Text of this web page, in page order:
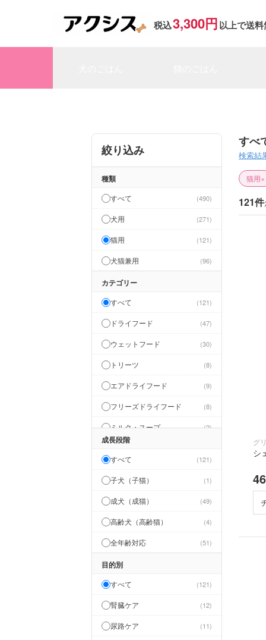
税込3,300円以上で送料
絞り込み
種類
すべて 490
犬用 271
猫用 121
犬猫兼用 96
カテゴリー
すべて 121
ドライフード 47
ウェットフード 30
トリーツ 8
エアドライフード 9
フリーズドライフード 8
ミルク・スープ 2
お散歩・お出かけ 2
成長段階
すべて 121
子犬（子猫） 1
成犬（成猫） 49
高齢犬（高齢猫） 4
全年齢対応 51
目的別
すべて 121
腎臓ケア 12
尿路ケア 11
すべ
検索結
猫用×
121件
グ
シ